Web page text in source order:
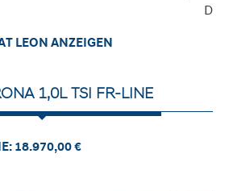
D
LEON ANZEIGEN
1,0L TSI FR-LINE
18.970,00 €